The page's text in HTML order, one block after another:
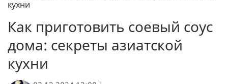
кухни
Как приготовить соевый соус
дома: секреты азиатской
кухни